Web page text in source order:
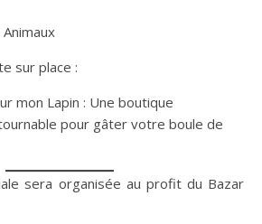
sur place :
mon Lapin : Une boutique
pour gâter votre boule de
sera organisée au profit du Bazar